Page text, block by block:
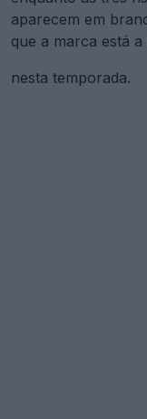
aparecem em
que a marca está a
nesta temporada.